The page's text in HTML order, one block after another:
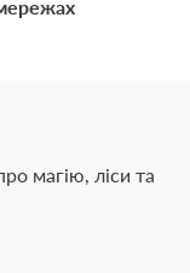
магію, ліси та